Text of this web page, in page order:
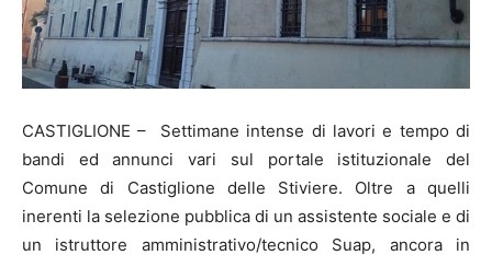
CASTIGLIONE – Settimane intense di lavori e tempo di
bandi ed annunci vari sul portale istituzionale del
Comune di Castiglione delle Stiviere. Oltre a quelli
inerenti la selezione pubblica di un assistente sociale e di
un istruttore amministrativo/tecnico Suap, ancora in